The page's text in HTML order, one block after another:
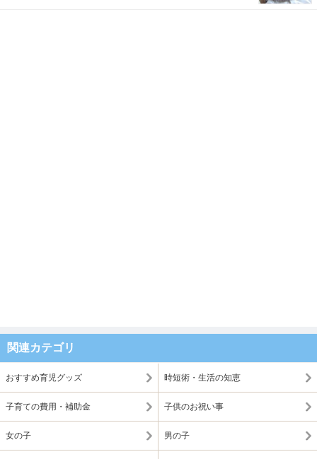
関連カテゴリ
おすすめ育児グッズ 時短術・生活の知恵
子育ての費用・補助金 子供のお祝い事
女の子 男の子